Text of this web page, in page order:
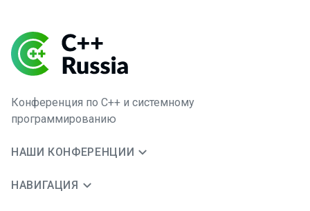
Конференция по C++ и системному
программированию
НАШИ КОНФЕРЕНЦИИ
НАВИГАЦИЯ